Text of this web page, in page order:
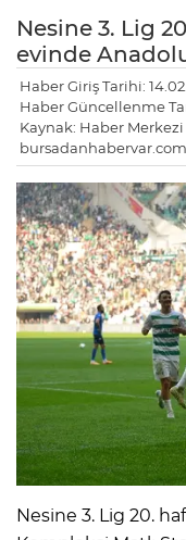
Nesine 3. Lig
evinde
Haber Giriş Tarihi:
Haber Güncellenme
Kaynak: Haber Merkezi
bursadanhabervar.com
Nesine 3. Lig 20.